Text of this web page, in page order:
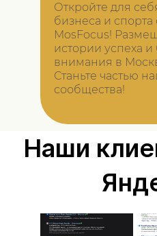
Откройте для
бизнеса и
MosFocus!
истории успеха и
внимания в
Станьте частью
сообщества!
Наши
Russian